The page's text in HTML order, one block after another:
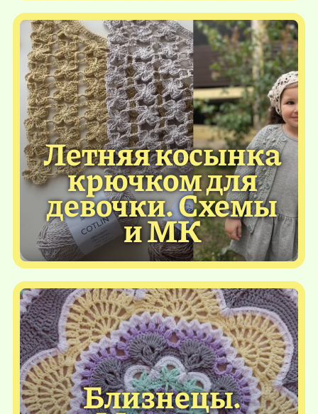
Летняя косынка
крючком для
девочки. Схемы
и МК
Близнецы.